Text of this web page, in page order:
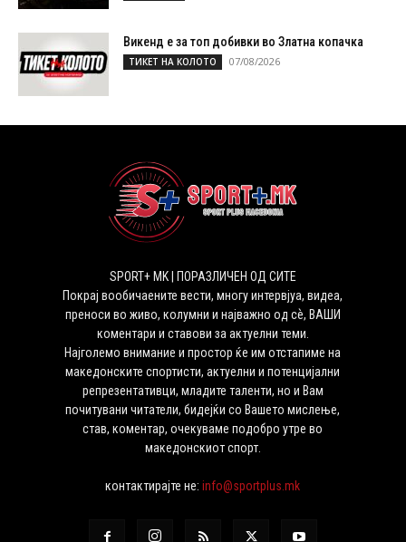
Викенд е за топ добивки во Златна копачка
ТИКЕТ НА КОЛОТО 07/08/2026
SPORT+ MK | ПОРАЗЛИЧЕН ОД СИТЕ
Покрај вообичаените вести, многу интервјуа, видеа,
преноси во живо, колумни и најважно од сѐ, ВАШИ
коментари и ставови за актуелни теми.
Најголемо внимание и простор ќе им отстапиме на
македонските спортисти, актуелни и потенцијални
репрезентативци, младите таленти, но и Вам
почитувани читатели, бидејќи со Вашето мислење,
став, коментар, очекуваме подобро утре во
македонскиот спорт.
контактирајте не:info@sportplus.mk